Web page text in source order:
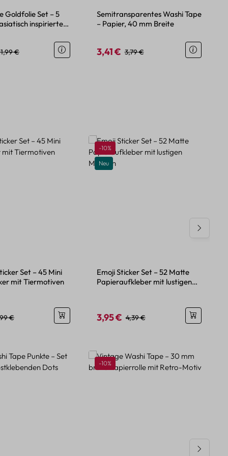
Goldfolie Set – 5
inspirierten
Preis:
€
Semitransparentes Washi Tape
– Papier, 40 mm Breite
Verkaufspreis:
3,41 € Regulärer Preis:
3,79 €
Set – 45 Mini
mit Tiermotiven
Preis:
€
Rabatt
-10%
Neu
Emoji Sticker Set – 52 Matte
Papieraufkleber mit lustigen
Verkaufspreis:
3,95 € Regulärer Preis:
4,39 €
Rabatt
-10%